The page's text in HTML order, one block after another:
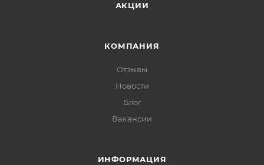
АКЦИИ
КОМПАНИЯ
Отзывы
Новости
Блог
Вакансии
ИНФОРМАЦИЯ